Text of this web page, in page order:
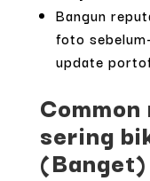
Bangun
foto
update
sering
(Banget)